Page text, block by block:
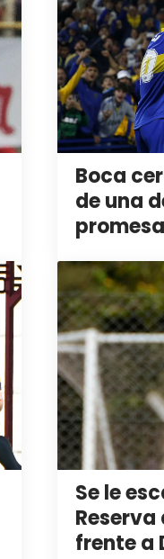
Boca
de una
Se le
frente a